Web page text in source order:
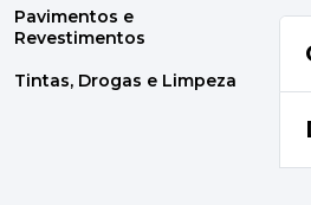
Pavimentos e
Revestimentos
Tintas, Drogas e Limpeza